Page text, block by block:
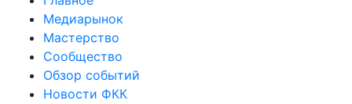
Медиарынок
Мастерство
Сообщество
Обзор событий
Новости ФКК